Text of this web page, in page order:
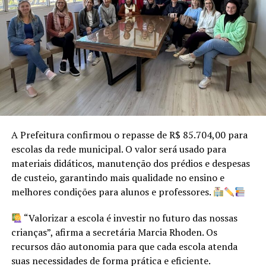
Mas o que mais curiosidade gerava era o nome da nova
realeza. E as princesas Bruna Daiane Backes e Cauane
Jéssica Klering foram chamadas pelo quinteto de
jornalistas. Bruna, sempre comunicativa, parceria ter
perdido as palavras. Cauane, mais emotiva, perdera as
lágrimas e era apenas sorrisos.
Restava saber quem seria a rainha do Winterschneiss
Winter tem uma Winter como rainha. Amanda Rauber
Winter, a caçula, com 22 anos, foi a escolhida. E de
pronto agradeceu também no dialeto alemão, com um
convite e um Dankeschöne, ou melhor, em dialeto,
“Tanke xeen”.
E que venha a festa, nas três primeiras semanas de
setembro, para que Bom Princípio a todos,
carinhosamente, possa acolher!
A Prefeitura confirmou o repasse de R$ 85.704,00 para
escolas da rede municipal. O valor será usado para
materiais didáticos, manutenção dos prédios e despesas
de custeio, garantindo mais qualidade no ensino e
melhores condições para alunos e professores.
“Valorizar a escola é investir no futuro das nossas
crianças”, afirma a secretária Marcia Rhoden. Os
recursos dão autonomia para que cada escola atenda
suas necessidades de forma prática e eficiente.